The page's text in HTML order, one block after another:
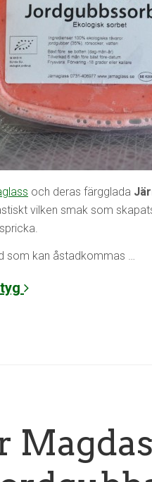
och deras färgglada
vilken smak som
som kan åstadkommas …